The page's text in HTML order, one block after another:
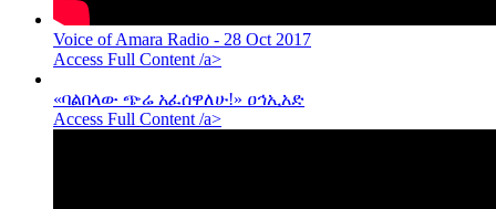
Voice of Amara Radio - 28 Oct 2017
Access Full Content /a>
«ባልበላው ጭሬ አፈሰዋለሁ!» ዐኅኢአድ
Access Full Content /a>